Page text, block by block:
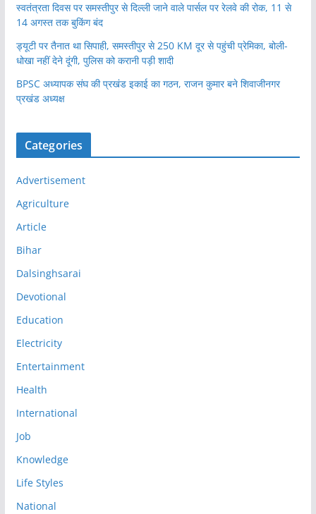
स्वतंत्रता दिवस पर समस्तीपुर से दिल्ली जाने वाले पार्सल पर रेलवे की रोक, 11 से
14 अगस्त तक बुकिंग बंद
ड्यूटी पर तैनात था सिपाही, समस्तीपुर से 250 KM दूर से पहुंची प्रेमिका, बोली-
धोखा नहीं देने दूंगी, पुलिस को करानी पड़ी शादी
BPSC अध्यापक संघ की प्रखंड इकाई का गठन, राजन कुमार बने शिवाजीनगर
प्रखंड अध्यक्ष
Categories
Advertisement
Agriculture
Article
Bihar
Dalsinghsarai
Devotional
Education
Electricity
Entertainment
Health
International
Job
Knowledge
Life Styles
National